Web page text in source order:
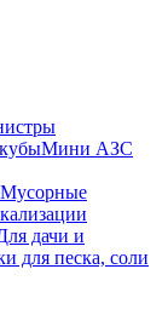
Мини АЗС
Мусорные
дачи и
для песка, соли